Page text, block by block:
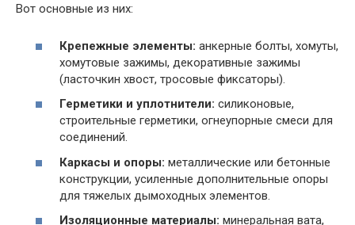
Вот основные из них:
Крепежные элементы: анкерные болты, хомуты,
хомутовые зажимы, декоративные зажимы
(ласточкин хвост, тросовые фиксаторы).
Герметики и уплотнители: силиконовые,
строительные герметики, огнеупорные смеси для
соединений.
Каркасы и опоры: металлические или бетонные
конструкции, усиленные дополнительные опоры
для тяжелых дымоходных элементов.
Изоляционные материалы: минеральная вата,